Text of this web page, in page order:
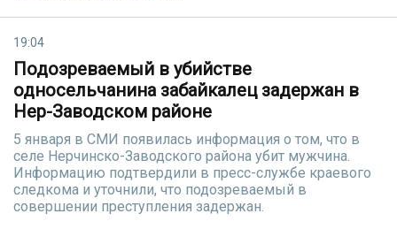
19:04
Подозреваемый в убийстве
односельчанина забайкалец задержан в
Нер-Заводском районе
5 января в СМИ появилась информация о том, что в
селе Нерчинско-Заводского района убит мужчина.
Информацию подтвердили в пресс-службе краевого
следкома и уточнили, что подозреваемый в
совершении преступления задержан.